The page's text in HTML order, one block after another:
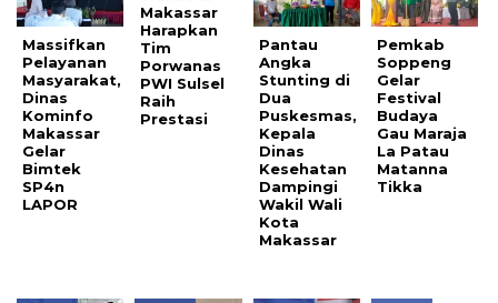
Massifkan
Pelayanan
Masyarakat,
Dinas
Kominfo
Makassar
Gelar
Bimtek
SP4n
LAPOR
Makassar
Harapkan
Tim
Porwanas
PWI Sulsel
Raih
Prestasi
Pantau
Angka
Stunting di
Dua
Puskesmas,
Kepala
Dinas
Kesehatan
Dampingi
Wakil Wali
Kota
Makassar
Pemkab
Soppeng
Gelar
Festival
Budaya
Gau Maraja
La Patau
Matanna
Tikka